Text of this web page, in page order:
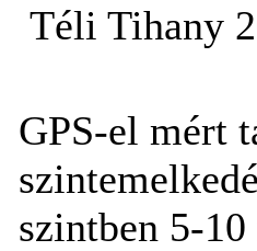
Téli Tihany
GPS-el mért
szintben 5-